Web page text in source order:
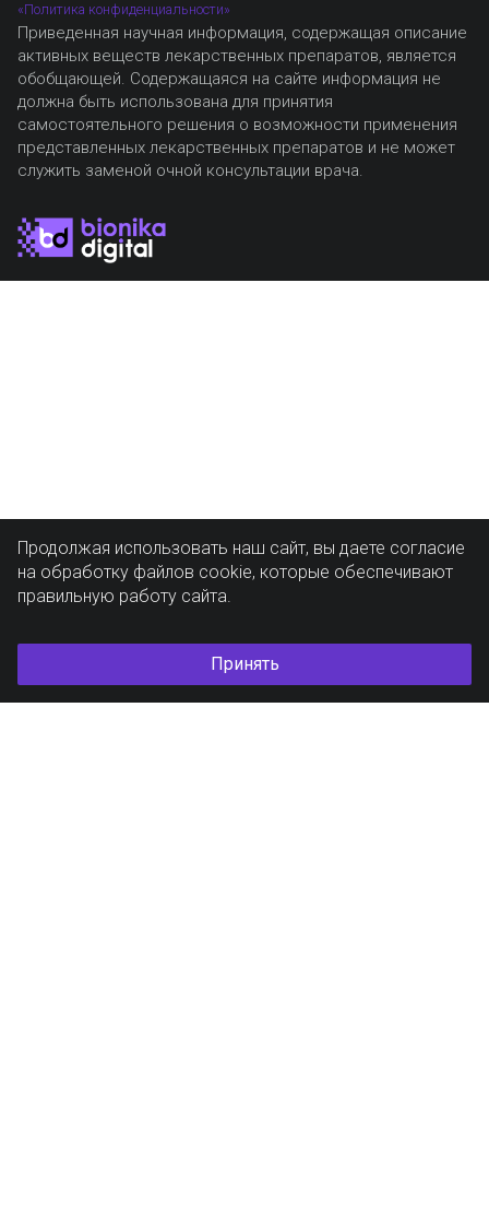
«Политика конфиденциальности»
Приведенная научная информация, содержащая описание
активных веществ лекарственных препаратов, является
обобщающей. Содержащаяся на сайте информация не
должна быть использована для принятия
самостоятельного решения о возможности применения
представленных лекарственных препаратов и не может
служить заменой очной консультации врача.
Продолжая использовать наш сайт, вы даете согласие
на обработку файлов cookie, которые обеспечивают
правильную работу сайта.
Принять